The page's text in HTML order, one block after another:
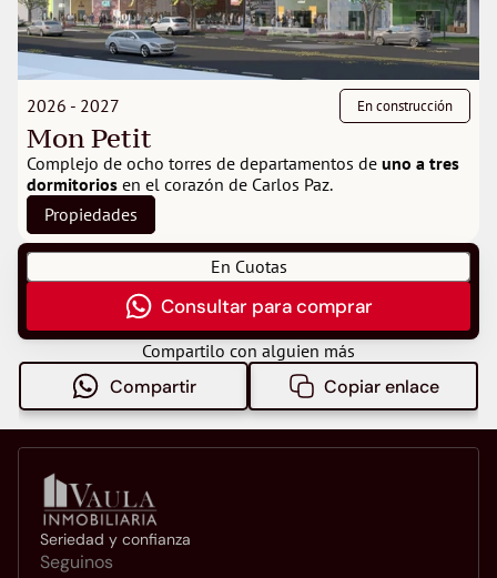
2026 - 2027 En construcción
Mon Petit
Complejo de ocho torres de departamentos de uno a tres
dormitorios en el corazón de Carlos Paz.
Propiedades
En Cuotas
Consultar para comprar
Compartilo con alguien más
Compartir Copiar enlace
Seriedad y confianza
Seguinos